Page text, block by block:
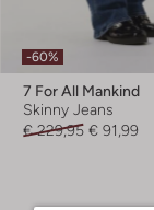
-60%
7 For All Mankind
Skinny Jeans
€ 229,95 € 91,99